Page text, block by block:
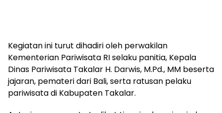
Kegiatan ini turut dihadiri oleh perwakilan
Kementerian Pariwisata RI selaku panitia, Kepala
Dinas Pariwisata Takalar H. Darwis, M.Pd., MM beserta
jajaran, pemateri dari Bali, serta ratusan pelaku
pariwisata di Kabupaten Takalar.